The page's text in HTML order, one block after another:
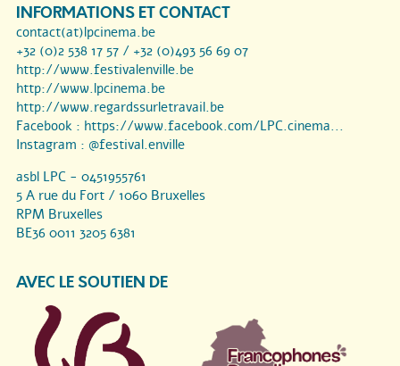
INFORMATIONS ET CONTACT
contact(at)lpcinema.be
+32 (0)2 538 17 57 / +32 (0)493 56 69 07
http://www.festivalenville.be
http://www.lpcinema.be
http://www.regardssurletravail.be
Facebook : https://www.facebook.com/LPC.cinema...
Instagram : @festival.enville
asbl LPC - 0451955761
5 A rue du Fort / 1060 Bruxelles
RPM Bruxelles
BE36 0011 3205 6381
AVEC LE SOUTIEN DE